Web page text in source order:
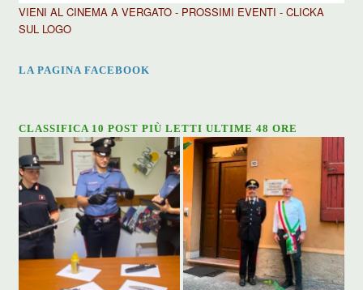
VIENI AL CINEMA A VERGATO - PROSSIMI EVENTI - CLICKA
SUL LOGO
LA PAGINA FACEBOOK
CLASSIFICA 10 POST PIÙ LETTI ULTIME 48 ORE